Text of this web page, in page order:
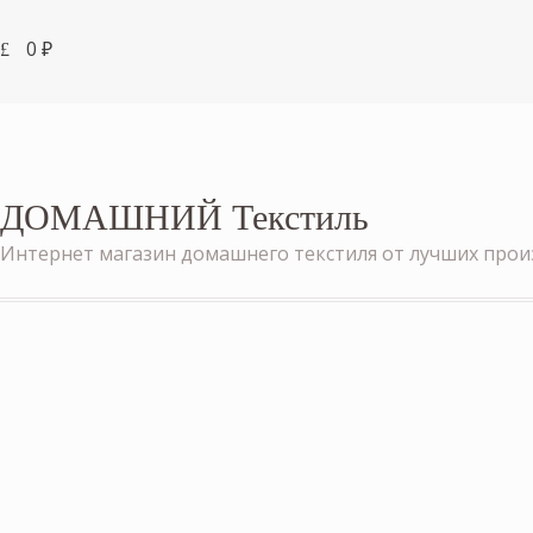
0 ₽
ДОМАШНИЙ Текстиль
Интернет магазин домашнего текстиля от лучших